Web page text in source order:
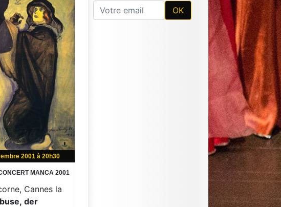
2001 à 20h30
MANCA 2001
Cannes la
der